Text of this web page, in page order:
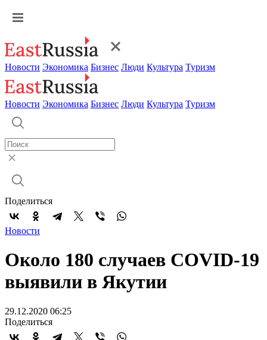
Новости Экономика Бизнес Люди Культура Туризм
Новости Экономика Бизнес Люди Культура Туризм
Поделиться
Новости
Около 180 случаев COVID-19
выявили в Якутии
29.12.2020 06:25
Поделиться